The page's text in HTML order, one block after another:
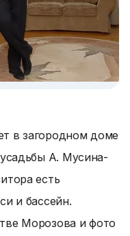
в загородном доме
А. Мусина-
есть
и бассейн.
Морозова и фото